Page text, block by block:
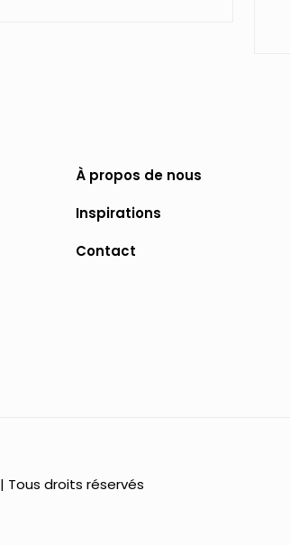
À propos de nous
Inspirations
Contact
| Tous droits réservés